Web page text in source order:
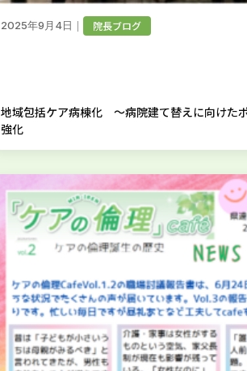
2025年9月4日 ｜ 院長ブログ
地域包括ケア病棟化 ～病院建て替えに向けた
強化